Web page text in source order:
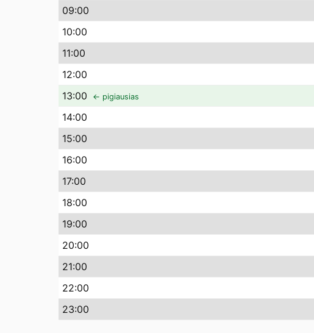
09:00
10:00
11:00
12:00
13:00 ← pigiausias
14:00
15:00
16:00
17:00
18:00
19:00
20:00
21:00
22:00
23:00